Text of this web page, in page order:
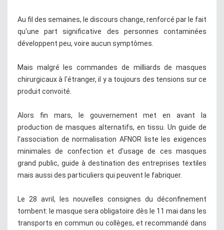
Au fil des semaines, le discours change, renforcé par le fait
qu'une part significative des personnes contaminées
développent peu, voire aucun symptômes.
Mais malgré les commandes de milliards de masques
chirurgicaux à l'étranger, il y a toujours des tensions sur ce
produit convoité.
Alors fin mars, le gouvernement met en avant la
production de masques alternatifs, en tissu. Un guide de
l'association de normalisation AFNOR liste les exigences
minimales de confection et d'usage de ces masques
grand public, guide à destination des entreprises textiles
mais aussi des particuliers qui peuvent le fabriquer.
Le 28 avril, les nouvelles consignes du déconfinement
tombent: le masque sera obligatoire dès le 11 mai dans les
transports en commun ou collèges, et recommandé dans